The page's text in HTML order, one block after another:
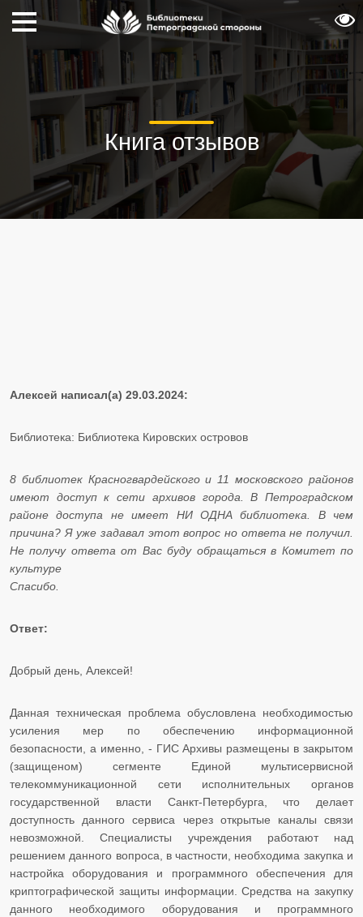
Книга отзывов
Алексей написал(а) 29.03.2024:
Библиотека: Библиотека Кировских островов
8 библиотек Красногвардейского и 11 московского районов
имеют доступ к сети архивов города. В Петроградском
районе доступа не имеет НИ ОДНА библиотека. В чем
причина? Я уже задавал этот вопрос но ответа не получил.
Не получу ответа от Вас буду обращаться в Комитет по
культуре
Спасибо.
Ответ:
Добрый день, Алексей!
Данная техническая проблема обусловлена необходимостью
усиления мер по обеспечению информационной
безопасности, а именно, - ГИС Архивы размещены в закрытом
(защищеном) сегменте Единой мультисервисной
телекоммуникационной сети исполнительных органов
государственной власти Санкт-Петербурга, что делает
доступность данного сервиса через открытые каналы связи
невозможной. Специалисты учреждения работают над
решением данного вопроса, в частности, необходима закупка и
настройка оборудования и программного обеспечения для
криптографической защиты информации. Средства на закупку
данного необходимого оборудования и программного